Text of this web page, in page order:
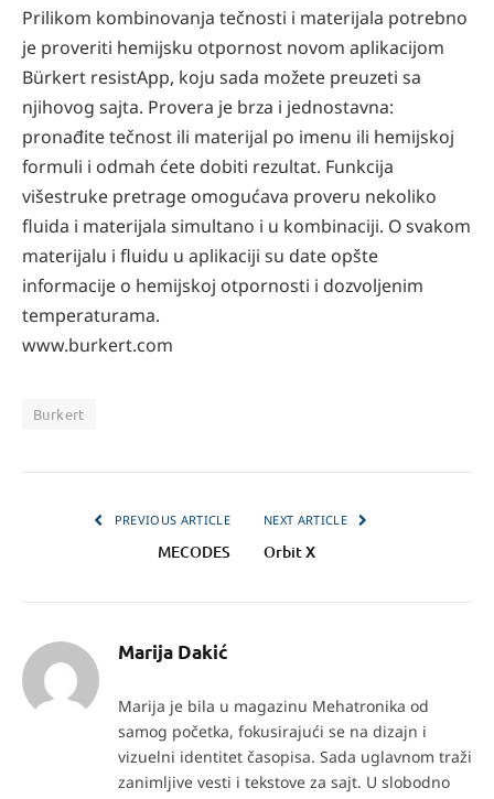
Prilikom kombinovanja tečnosti i materijala potrebno
je proveriti hemijsku otpornost novom aplikacijom
Bürkert resistApp, koju sada možete preuzeti sa
njihovog sajta. Provera je brza i jednostavna:
pronađite tečnost ili materijal po imenu ili hemijskoj
formuli i odmah ćete dobiti rezultat. Funkcija
višestruke pretrage omogućava proveru nekoliko
fluida i materijala simultano i u kombinaciji. O svakom
materijalu i fluidu u aplikaciji su date opšte
informacije o hemijskoj otpornosti i dozvoljenim
temperaturama.
www.burkert.com
Burkert
PREVIOUS ARTICLE
MECODES
NEXT ARTICLE
Orbit X
Marija Dakić
Marija je bila u magazinu Mehatronika od
samog početka, fokusirajući se na dizajn i
vizuelni identitet časopisa. Sada uglavnom traži
zanimljive vesti i tekstove za sajt. U slobodno